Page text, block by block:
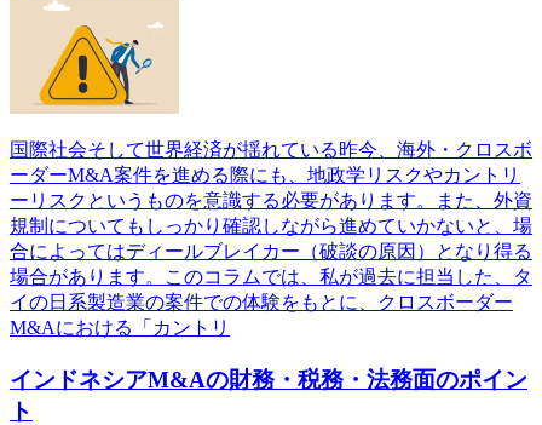
国際社会そして世界経済が揺れている昨今、海外・クロスボ
ーダーM&A案件を進める際にも、地政学リスクやカントリ
ーリスクというものを意識する必要があります。また、外資
規制についてもしっかり確認しながら進めていかないと、場
合によってはディールブレイカー（破談の原因）となり得る
場合があります。このコラムでは、私が過去に担当した、タ
イの日系製造業の案件での体験をもとに、クロスボーダー
M&Aにおける「カントリ
インドネシアM&Aの財務・税務・法務面のポイン
ト